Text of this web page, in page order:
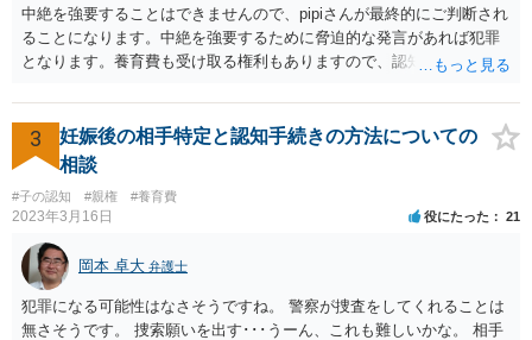
中絶を強要することはできませんので、pipiさんが最終的にご判断され
ることになります。中絶を強要するために脅迫的な発言があれば犯罪
となります。養育費も受け取る権利もありますので、認知等につきお
勧めします。
3
妊娠後の相手特定と認知手続きの方法についての
相談
#子の認知 #親権 #養育費
2023年3月16日 役にたった 21
岡本 卓大 弁護士
犯罪になる可能性はなさそうですね。 警察が捜査をしてくれることは
無さそうです。 捜索願いを出す･･･うーん、これも難しいかな。 相手